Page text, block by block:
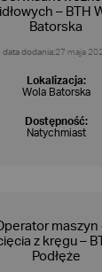
– BTH
Batorska
data dodania:27 maja
Lokalizacja:
Wola Batorska
Dostępność:
Natychmiast
maszyn
z kręgu –
Podłęże